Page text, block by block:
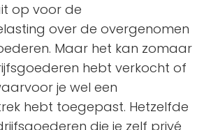
op voor de
over de overgenomen
Maar het kan zomaar
hebt verkocht of
je wel een
hebt toegepast. Hetzelfde
die je zelf privé